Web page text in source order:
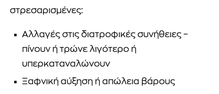
στρεσαρισμένες:
Αλλαγές στις διατροφικές συνήθειες –
πίνουν ή τρώνε λιγότερο ή
υπερκαταναλώνουν
Ξαφνική αύξηση ή απώλεια βάρους